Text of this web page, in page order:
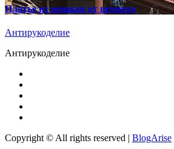
Платье из мешков от цемента
Антирукоделие
Антирукоделие
Copyright © All rights reserved | BlogArise